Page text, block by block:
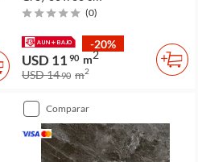
(0)
-20%
USD 11 90 m2
USD 1490 m2
comparar